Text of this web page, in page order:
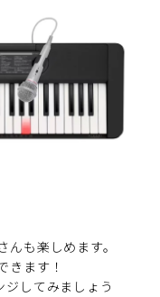
も楽しめます。
きます！
してみましょう